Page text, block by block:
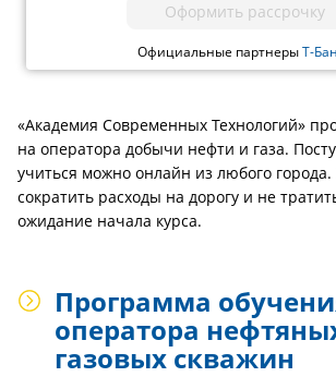
Оформить рассрочку
Официальные партнерыТ-
«Академия Современных Технологий»
на оператора добычи нефти и газа.
учиться можно онлайн из любого города.
сократить расходы на дорогу и не
ожидание начала курса.
Программа
оператора
газовых скважин